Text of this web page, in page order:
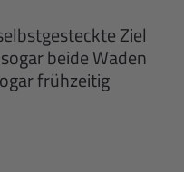
Ziel
beide Waden
frühzeitig